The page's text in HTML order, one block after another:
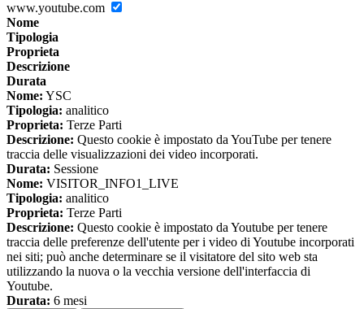
www.youtube.com
Nome
Tipologia
Proprieta
Descrizione
Durata
Nome: YSC
Tipologia: analitico
Proprieta: Terze Parti
Descrizione: Questo cookie è impostato da YouTube per tenere
traccia delle visualizzazioni dei video incorporati.
Durata: Sessione
Nome: VISITOR_INFO1_LIVE
Tipologia: analitico
Proprieta: Terze Parti
Descrizione: Questo cookie è impostato da Youtube per tenere
traccia delle preferenze dell'utente per i video di Youtube incorporati
nei siti; può anche determinare se il visitatore del sito web sta
utilizzando la nuova o la vecchia versione dell'interfaccia di
Youtube.
Durata: 6 mesi